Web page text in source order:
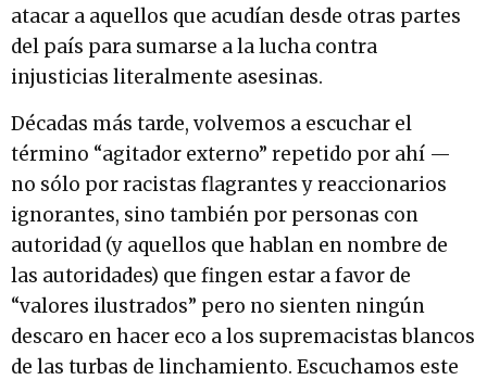
atacar a aquellos que acudían desde otras partes
del país para sumarse a la lucha contra
injusticias literalmente asesinas.
Décadas más tarde, volvemos a escuchar el
término “agitador externo” repetido por ahí —
no sólo por racistas flagrantes y reaccionarios
ignorantes, sino también por personas con
autoridad (y aquellos que hablan en nombre de
las autoridades) que fingen estar a favor de
“valores ilustrados” pero no sienten ningún
descaro en hacer eco a los supremacistas blancos
de las turbas de linchamiento. Escuchamos este